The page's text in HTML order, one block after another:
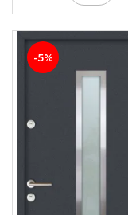
-5%